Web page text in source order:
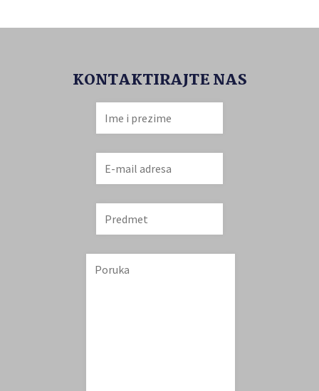
KONTAKTIRAJTE NAS